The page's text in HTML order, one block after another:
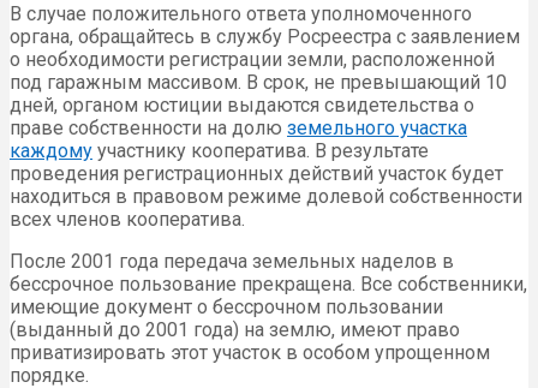
В случае положительного ответа уполномоченного
органа, обращайтесь в службу Росреестра с заявлением
о необходимости регистрации земли, расположенной
под гаражным массивом. В срок, не превышающий 10
дней, органом юстиции выдаются свидетельства о
праве собственности на долю земельного участка
каждому участнику кооператива. В результате
проведения регистрационных действий участок будет
находиться в правовом режиме долевой собственности
всех членов кооператива.
После 2001 года передача земельных наделов в
бессрочное пользование прекращена. Все собственники,
имеющие документ о бессрочном пользовании
(выданный до 2001 года) на землю, имеют право
приватизировать этот участок в особом упрощенном
порядке.